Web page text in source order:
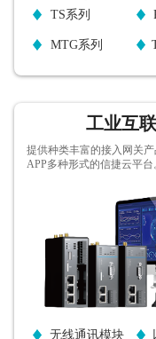
TS系列
MTG系列
工业互
提供种类丰富的接入网关产
APP多种形式的信捷云平台
按钮文本
无线通讯模块